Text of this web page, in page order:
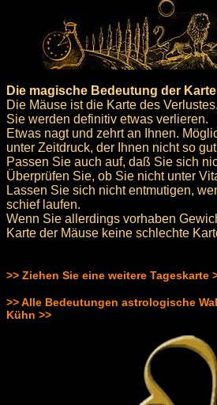
Die magische Bedeutung der
Die Mäuse ist die Karte des Verlustes.
Sie werden definitiv etwas verlieren.
Etwas nagt und zehrt an Ihnen.
unter Zeitdruck, der Ihnen nicht so
Passen Sie auch auf, daß Sie sich
Überprüfen Sie, ob Sie nicht unter
Lassen Sie sich nicht entmutigen,
schief laufen.
Wenn Sie allerdings vorhaben
Karte der Mäuse keine schlechte
>> Ziehen Sie eine weitere Tageskarte
>> Alle Bedeutungen astrologische
Kühn >>